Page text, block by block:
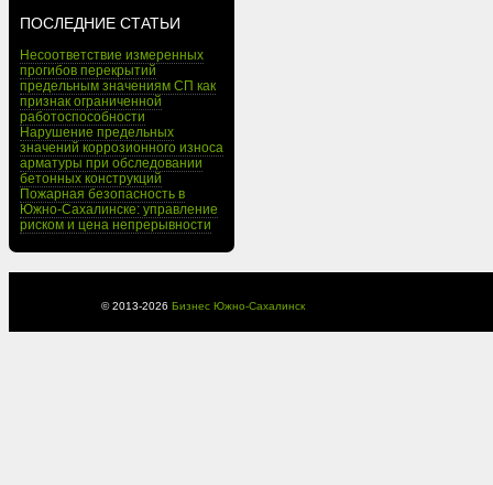
ПОСЛЕДНИЕ СТАТЬИ
Несоответствие измеренных
прогибов перекрытий
предельным значениям СП как
признак ограниченной
работоспособности
Нарушение предельных
значений коррозионного износа
арматуры при обследовании
бетонных конструкций
Пожарная безопасность в
Южно-Сахалинске: управление
риском и цена непрерывности
© 2013-2026 Бизнес Южно-Сахалинск